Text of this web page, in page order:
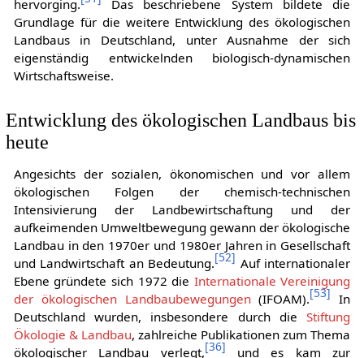
hervorging.
Das beschriebene System bildete die
Grundlage für die weitere Entwicklung des ökologischen
Landbaus in Deutschland, unter Ausnahme der sich
eigenständig entwickelnden biologisch-dynamischen
Wirtschaftsweise.
Entwicklung des ökologischen Landbaus bis
heute
Angesichts der sozialen, ökonomischen und vor allem
ökologischen Folgen der chemisch-technischen
Intensivierung der Landbewirtschaftung und der
aufkeimenden Umweltbewegung gewann der ökologische
Landbau in den 1970er und 1980er Jahren in Gesellschaft
und Landwirtschaft an Bedeutung.[52] Auf internationaler
Ebene gründete sich 1972 die Internationale Vereinigung
der ökologischen Landbaubewegungen(IFOAM).[53] In
Deutschland wurden, insbesondere durch dieStiftung
Ökologie & Landbau, zahlreiche Publikationen zum Thema
ökologischer Landbau verlegt,[36] und es kam zur